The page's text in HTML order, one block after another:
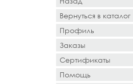
Вернуться в каталог
Профиль
Заказы
Сертификаты
Помощь